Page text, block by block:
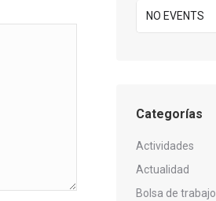
NO EVENTS
Categorías
Actividades
Actualidad
Bolsa de trabajo